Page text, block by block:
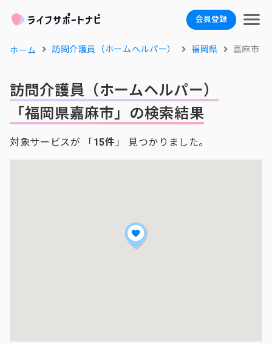
会員登録
ホーム 訪問介護員（ホームヘルパー） 福岡県 嘉麻市
訪問介護員（ホームヘルパー）
「福岡県嘉麻市」の検索結果
対象サービスが 「15件 」 見つかりました。